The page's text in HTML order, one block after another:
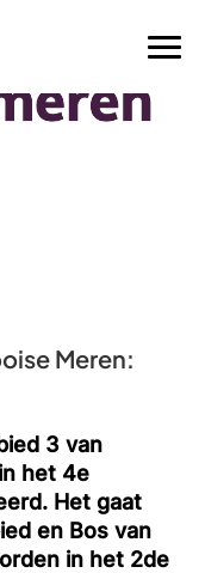
Meren:
3 van
het 4e
Het gaat
en Bos van
in het 2de